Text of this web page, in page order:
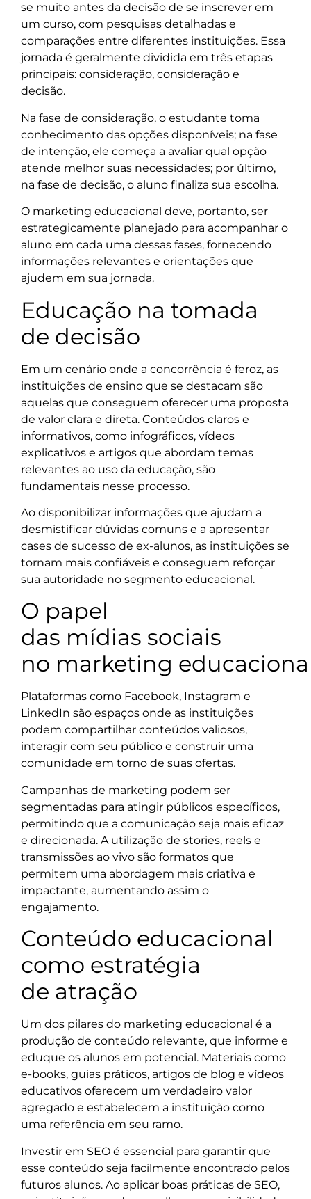
se muito antes da decisão de se inscrever em
um curso, com pesquisas detalhadas e
comparações entre diferentes instituições. Essa
jornada é geralmente dividida em três etapas
principais: consideração, consideração e
decisão.
Na fase de consideração, o estudante toma
conhecimento das opções disponíveis; na fase
de intenção, ele começa a avaliar qual opção
atende melhor suas necessidades; por último,
na fase de decisão, o aluno finaliza sua escolha.
O marketing educacional deve, portanto, ser
estrategicamente planejado para acompanhar o
aluno em cada uma dessas fases, fornecendo
informações relevantes e orientações que
ajudem em sua jornada.
Educação na tomada
de decisão
Em um cenário onde a concorrência é feroz, as
instituições de ensino que se destacam são
aquelas que conseguem oferecer uma proposta
de valor clara e direta. Conteúdos claros e
informativos, como infográficos, vídeos
explicativos e artigos que abordam temas
relevantes ao uso da educação, são
fundamentais nesse processo.
Ao disponibilizar informações que ajudam a
desmistificar dúvidas comuns e a apresentar
cases de sucesso de ex-alunos, as instituições se
tornam mais confiáveis e conseguem reforçar
sua autoridade no segmento educacional.
O papel
das mídias sociais
no marketing
Plataformas como Facebook, Instagram e
LinkedIn são espaços onde as instituições
podem compartilhar conteúdos valiosos,
interagir com seu público e construir uma
comunidade em torno de suas ofertas.
Campanhas de marketing podem ser
segmentadas para atingir públicos específicos,
permitindo que a comunicação seja mais eficaz
e direcionada. A utilização de stories, reels e
transmissões ao vivo são formatos que
permitem uma abordagem mais criativa e
impactante, aumentando assim o
engajamento.
Conteúdo educacional
como estratégia
de atração
Um dos pilares do marketing educacional é a
produção de conteúdo relevante, que informe e
eduque os alunos em potencial. Materiais como
e-books, guias práticos, artigos de blog e vídeos
educativos oferecem um verdadeiro valor
agregado e estabelecem a instituição como
uma referência em seu ramo.
Investir em SEO é essencial para garantir que
esse conteúdo seja facilmente encontrado pelos
futuros alunos. Ao aplicar boas práticas de SEO,